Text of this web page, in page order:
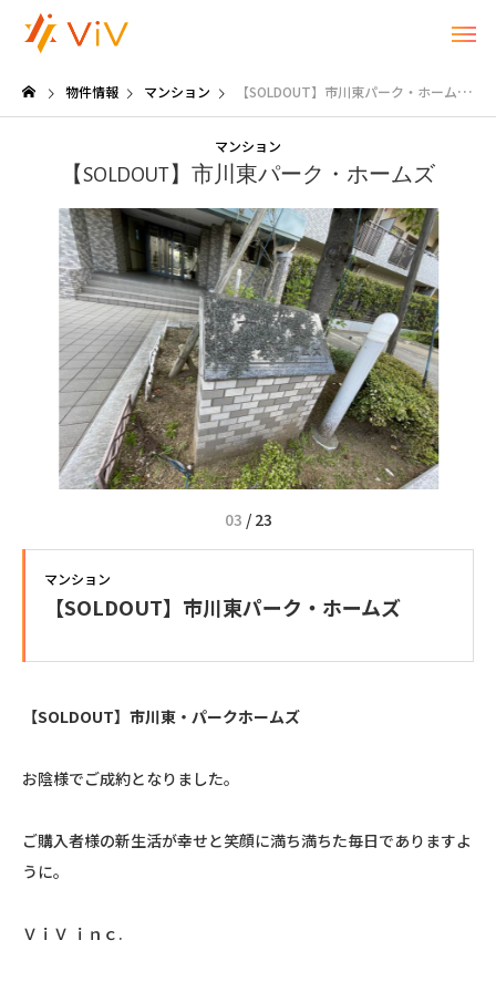
物件情報 マンション 【SOLDOUT】市川東パーク・ホームズ
マンション
【SOLDOUT】市川東パーク・ホームズ
03 / 23
マンション
【SOLDOUT】市川東パーク・ホームズ
【SOLDOUT】市川東・パークホームズ
お陰様でご成約となりました。
ご購入者様の新生活が幸せと笑顔に満ち満ちた毎日でありますよ
うに。
ＶｉＶ ｉｎｃ.